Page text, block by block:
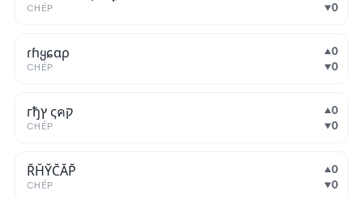
CHÉP ▼0
ɾɦყɕɑρ
CHÉP
▲0
▼0
CHÉP
▲0
▼0
R̆H̆Y̆C̆ĂP̆
CHÉP
▲0
▼0